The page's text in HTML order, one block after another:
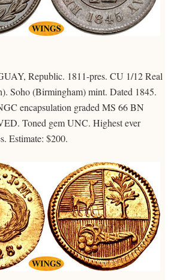
Republic. 1811-pres. CU 1/12 Real
Soho (Birmingham) mint. Dated 1845.
encapsulation graded MS 66 BN
Toned gem UNC. Highest ever
Estimate: $200.